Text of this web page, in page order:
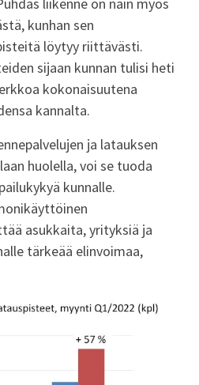
liikenne on näin myös
kunhan sen
löytyy riittävästi.
sijaan kunnan tulisi heti
kokonaisuutena
kannalta.
ja latauksen
huolella, voi se tuoda
kunnalle.
asukkaita, yrityksiä ja
tärkeää elinvoimaa,